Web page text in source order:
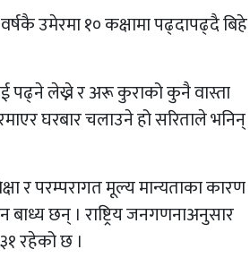
उमेरमा १० कक्षामा पढ्दापढ्दै बिहे
पढ्ने लेख्ने र अरू कुराको कुनै वास्ता
घरबार चलाउने हो सरिताले भनिन्
र परम्परागत मूल्य मान्यताका कारण
छन् । राष्ट्रिय जनगणनाअनुसार
रहेको छ ।